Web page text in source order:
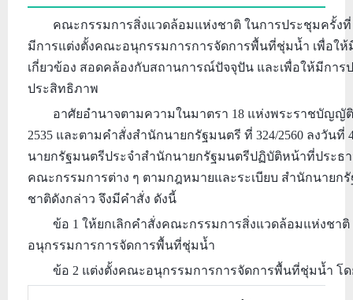
คณะกรรมการสิ่งแวดล้อมแห่งชาติ ในการประชุมครั้งที่
มีการแต่งตั้งคณะอนุกรรมการการจัดการพื้นที่ชุ่มน้ำ เพื่อใ
เกี่ยวข้อง สอดคล้องกับสถานการณ์ปัจจุปัน และเพื่อให้มีกา
ประสิทธิภาพ
อาศัยอำนาจตามความในมาตรา 18 แห่งพระราชบัญ
2535 และตามคำสั่งสำนักนายกรัฐมนตรี ที่ 324/2560 ลงวัน
นายกรัฐมนตรีประจำสำนักนายกรัฐมนตรีปฏิบัติหน้าที่ประธ
คณะกรรมการต่าง ๆ ตามกฎหมายและระเบียบ สำนักนาย
ชาติดังกล่าว จึงมีคำสั่ง ดังนี้
ข้อ 1 ให้ยกเลิกคำสั่งคณะกรรมการสิ่งแวดล้อมแห่งชาติ
อนุกรรมการการจัดการพื้นที่ชุ่มน้ำ
ข้อ 2 แต่งตั้งคณะอนุกรรมการการจัดการพื้นที่ชุ่มน้ำ โ